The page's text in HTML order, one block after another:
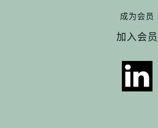
成为会员
加入会员